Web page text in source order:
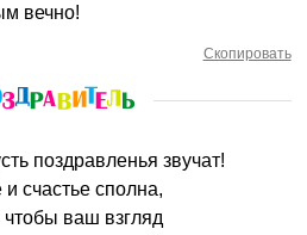
вечно!
Скопировать
поздравленья звучат!
счастье сполна,
ваш взгляд